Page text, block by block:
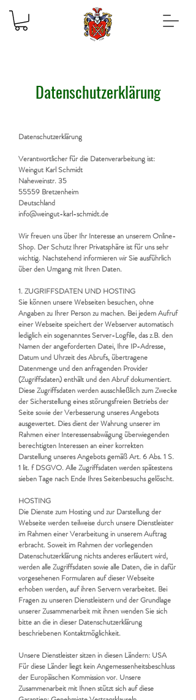
Datenschutzerklärung
Datenschutzerklärung
Verantwortlicher für die Datenverarbeitung ist:
Weingut Karl Schmidt
Naheweinstr. 35
55559 Bretzenheim
Deutschland
info@weingut-karl-schmidt.de
Wir freuen uns über Ihr Interesse an unserem Online-
Shop. Der Schutz Ihrer Privatsphäre ist für uns sehr
wichtig. Nachstehend informieren wir Sie ausführlich
über den Umgang mit Ihren Daten.
1. ZUGRIFFSDATEN UND HOSTING
Sie können unsere Webseiten besuchen, ohne
Angaben zu Ihrer Person zu machen. Bei jedem Aufruf
einer Webseite speichert der Webserver automatisch
lediglich ein sogenanntes Server-Logfile, das z.B. den
Namen der angeforderten Datei, Ihre IP-Adresse,
Datum und Uhrzeit des Abrufs, übertragene
Datenmenge und den anfragenden Provider
(Zugriffsdaten) enthält und den Abruf dokumentiert.
Diese Zugriffsdaten werden ausschließlich zum Zwecke
der Sicherstellung eines störungsfreien Betriebs der
Seite sowie der Verbesserung unseres Angebots
ausgewertet. Dies dient der Wahrung unserer im
Rahmen einer Interessensabwägung überwiegenden
berechtigten Interessen an einer korrekten
Darstellung unseres Angebots gemäß Art. 6 Abs. 1 S.
1 lit. f DSGVO. Alle Zugriffsdaten werden spätestens
sieben Tage nach Ende Ihres Seitenbesuchs gelöscht.
HOSTING
Die Dienste zum Hosting und zur Darstellung der
Webseite werden teilweise durch unsere Dienstleister
im Rahmen einer Verarbeitung in unserem Auftrag
erbracht. Soweit im Rahmen der vorliegenden
Datenschutzerklärung nichts anderes erläutert wird,
werden alle Zugriffsdaten sowie alle Daten, die in dafür
vorgesehenen Formularen auf dieser Webseite
erhoben werden, auf ihren Servern verarbeitet. Bei
Fragen zu unseren Dienstleistern und der Grundlage
unserer Zusammenarbeit mit ihnen wenden Sie sich
bitte an die in dieser Datenschutzerklärung
beschriebenen Kontaktmöglichkeit.
Unsere Dienstleister sitzen in diesen Ländern: USA
Für diese Länder liegt kein Angemessenheitsbeschluss
der Europäischen Kommission vor. Unsere
Zusammenarbeit mit Ihnen stützt sich auf diese